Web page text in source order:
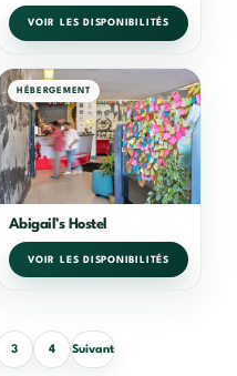
VOIR LES DISPONIBILITÉS
HÉBERGEMENT
Abigail’s Hostel
VOIR LES DISPONIBILITÉS
3 4 Suivant